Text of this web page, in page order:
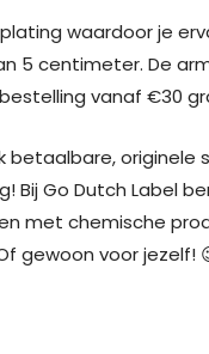
waardoor je
centimeter. De
vanaf €30
originele
Go Dutch Label
chemische
gewoon voor jezelf!